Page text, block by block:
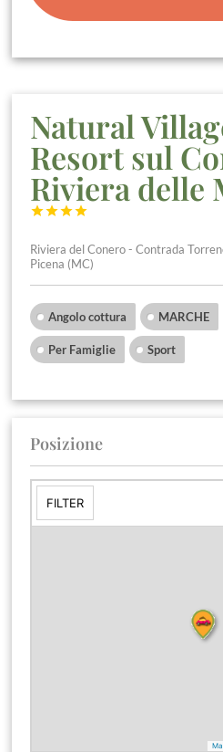
Natural
Resort sul
Riviera delle




Riviera del Conero - Contrada
Picena (MC)
Angolo cottura MARCHE
Per Famiglie Sport
Posizione